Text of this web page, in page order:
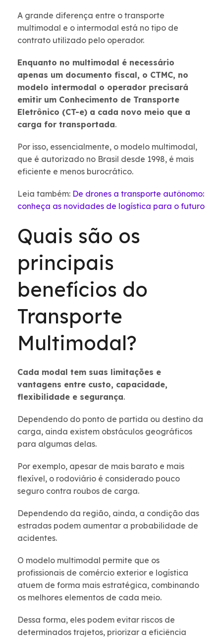
A grande diferença entre o transporte
multimodal e o intermodal está no tipo de
contrato utilizado pelo operador.
Enquanto no multimodal é necessário
apenas um documento fiscal, o CTMC, no
modelo intermodal o operador precisará
emitir um Conhecimento de Transporte
Eletrônico (CT-e) a cada novo meio que a
carga for transportada.
Por isso, essencialmente, o modelo multimodal,
que é autorizado no Brasil desde 1998, é mais
eficiente e menos burocrático.
Leia também: De drones a transporte autônomo:
conheça as novidades de logística para o futuro
Quais são os
principais
benefícios do
Transporte
Multimodal?
Cada modal tem suas limitações e
vantagens entre custo, capacidade,
flexibilidade e segurança.
Dependendo do ponto de partida ou destino da
carga, ainda existem obstáculos geográficos
para algumas delas.
Por exemplo, apesar de mais barato e mais
flexível, o rodoviário é considerado pouco
seguro contra roubos de carga.
Dependendo da região, ainda, a condição das
estradas podem aumentar a probabilidade de
acidentes.
O modelo multimodal permite que os
profissionais de comércio exterior e logística
atuem de forma mais estratégica, combinando
os melhores elementos de cada meio.
Dessa forma, eles podem evitar riscos de
determinados trajetos, priorizar a eficiência